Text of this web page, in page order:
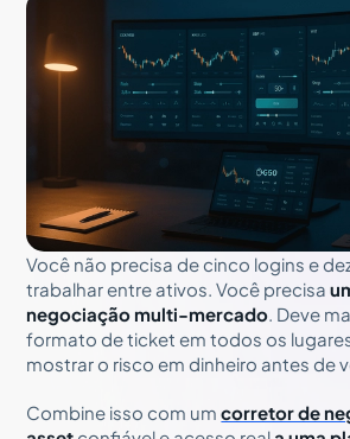
Você não precisa de cinco logins e
trabalhar entre ativos. Você precisa
negociação multi-mercado. Deve
formato de ticket em todos os
mostrar o risco em dinheiro antes de
Combine isso com umcorretor de